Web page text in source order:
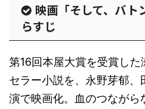
映画「そして、バト
らすじ
第16回本屋大賞を受賞した
セラー小説を、永野芽郁
演で映画化。血のつながら